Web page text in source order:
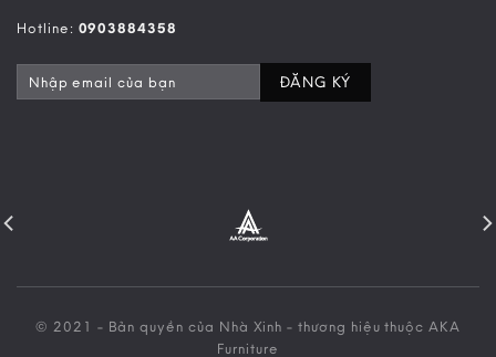
Hotline: 0903884358
© 2021 - Bản quyền của Nhà Xinh - thương hiệu thuộc AKA
Furniture